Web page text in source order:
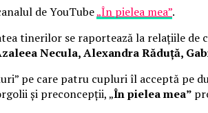
de YouTube„În pielea mea”.
tinerilor se raportează la relațiile de
Necula, Alexandra Răduță,
pe care patru cupluri îl acceptă
și preconcepții, „În pielea mea”